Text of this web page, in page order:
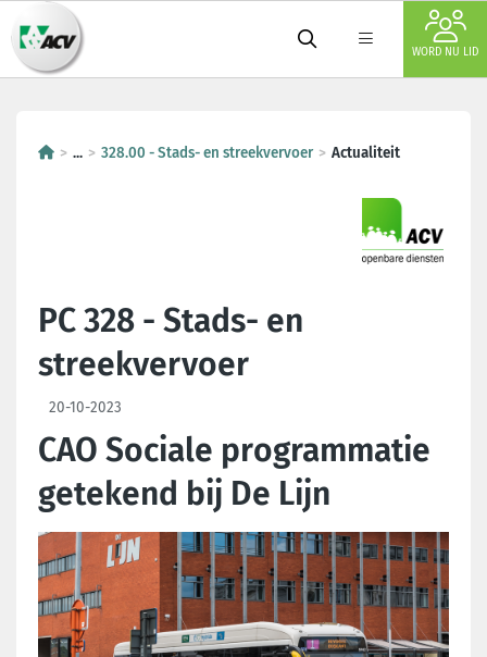
WORD NU LID
... 328.00 - Stads- en streekvervoer Actualiteit
PC 328 - Stads- en
streekvervoer
20-10-2023
CAO Sociale programmatie
getekend bij De Lijn